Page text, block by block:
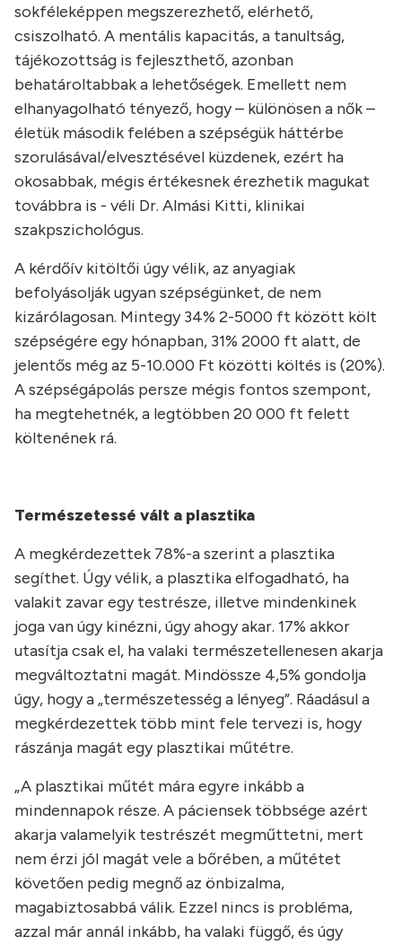
sokféleképpen megszerezhető, elérhető,
csiszolható. A mentális kapacitás, a tanultság,
tájékozottság is fejleszthető, azonban
behatároltabbak a lehetőségek. Emellett nem
elhanyagolható tényező, hogy – különösen a nők –
életük második felében a szépségük háttérbe
szorulásával/elvesztésével küzdenek, ezért ha
okosabbak, mégis értékesnek érezhetik magukat
továbbra is - véli Dr. Almási Kitti, klinikai
szakpszichológus.
A kérdőív kitöltői úgy vélik, az anyagiak
befolyásolják ugyan szépségünket, de nem
kizárólagosan. Mintegy 34% 2-5000 ft között költ
szépségére egy hónapban, 31% 2000 ft alatt, de
jelentős még az 5-10.000 Ft közötti költés is (20%).
A szépségápolás persze mégis fontos szempont,
ha megtehetnék, a legtöbben 20 000 ft felett
költenének rá.
Természetessé vált a plasztika
A megkérdezettek 78%-a szerint a plasztika
segíthet. Úgy vélik, a plasztika elfogadható, ha
valakit zavar egy testrésze, illetve mindenkinek
joga van úgy kinézni, úgy ahogy akar. 17% akkor
utasítja csak el, ha valaki természetellenesen akarja
megváltoztatni magát. Mindössze 4,5% gondolja
úgy, hogy a „természetesség a lényeg”. Ráadásul a
megkérdezettek több mint fele tervezi is, hogy
rászánja magát egy plasztikai műtétre.
„A plasztikai műtét mára egyre inkább a
mindennapok része. A páciensek többsége azért
akarja valamelyik testrészét megműttetni, mert
nem érzi jól magát vele a bőrében, a műtétet
követően pedig megnő az önbizalma,
magabiztosabbá válik. Ezzel nincs is probléma,
azzal már annál inkább, ha valaki függő, és úgy